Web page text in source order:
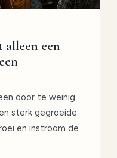
een
door te weinig
sterk gegroeide
en instroom de